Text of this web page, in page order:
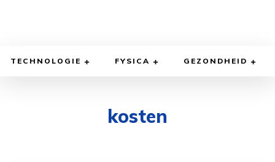
TECHNOLOGIE FYSICA GEZONDHEID
kosten